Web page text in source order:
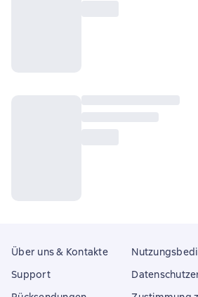
Über uns & Kontakte
Support